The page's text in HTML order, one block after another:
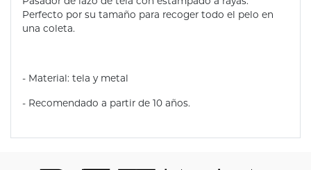
Perfecto por su tamaño para recoger todo el pelo en
una coleta.
- Material: tela y metal
- Recomendado a partir de 10 años.